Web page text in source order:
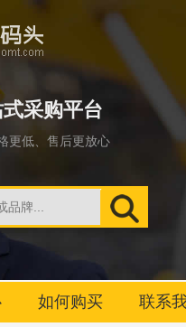
采购平台
更低、售后更放心
如何购买 联系